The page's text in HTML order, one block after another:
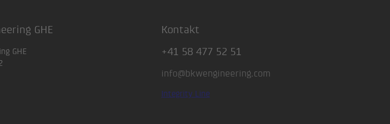
GHE
GHE
Kontakt
+41 58 477 52 51
info@bkwengineering.com
Integrity Line